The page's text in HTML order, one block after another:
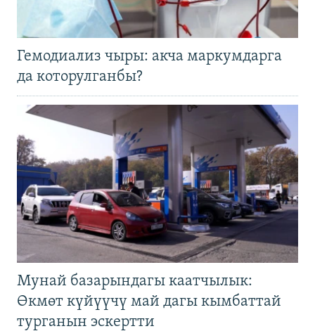
Гемодиализ чыры: акча маркумдарга
да которулганбы?
Мунай базарындагы каатчылык:
Өкмөт күйүүчү май дагы кымбаттай
турганын эскертти